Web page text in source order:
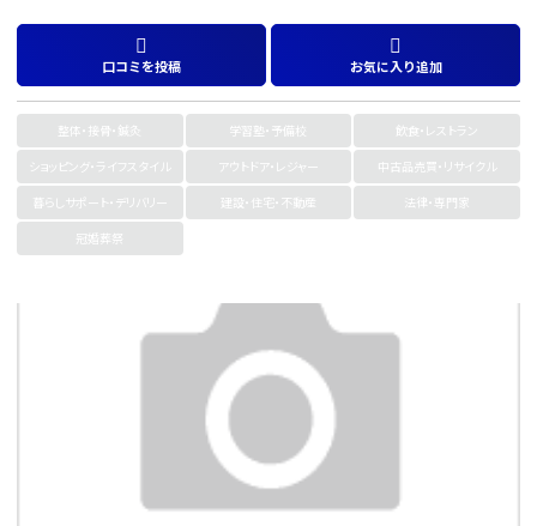
口コミを投稿 お気に入り追加
整体・接骨・鍼灸 学習塾・予備校
飲食・レストラン
ショッピング・ライフスタイル
アウトドア・レジャー
中古品売買・リサイクル
暮らしサポート・デリバリー
建設・住宅・不動産
法律・専門家
冠婚葬祭